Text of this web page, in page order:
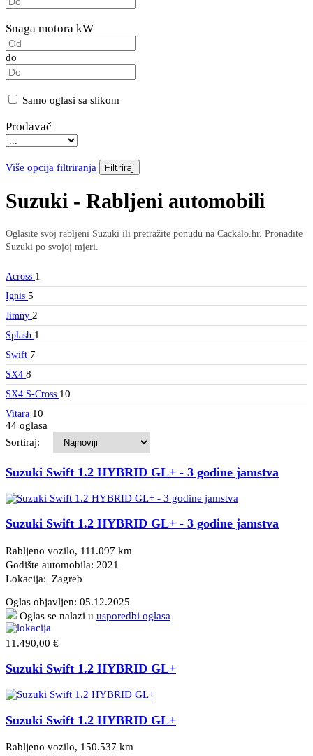
Snaga motora kW
do
Samo oglasi sa slikom
Prodavač
Više opcija filtriranja Filtriraj
Suzuki - Rabljeni automobili
Oglasite svoj rabljeni Suzuki ili pretražite ponudu na Cackalo.hr. Pronađite
Suzuki po svojoj mjeri.
Across 1
Ignis 5
Jimny 2
Splash 1
Swift 7
SX4 8
SX4 S-Cross 10
Vitara 10
44 oglasa
Sortiraj:
Suzuki Swift 1.2 HYBRID GL+ - 3 godine jamstva
Suzuki Swift 1.2 HYBRID GL+ - 3 godine jamstva
Rabljeno vozilo, 111.097 km
Godište automobila: 2021
Lokacija: Zagreb
Oglas objavljen: 05.12.2025
Oglas se nalazi u usporedbi oglasa
11.490,00 €
Suzuki Swift 1.2 HYBRID GL+
Suzuki Swift 1.2 HYBRID GL+
Rabljeno vozilo, 150.537 km